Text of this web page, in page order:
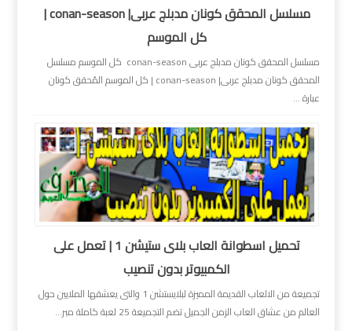
مسلسل المحقق كونان مدبلج عربى| conan-season |
كل الموسم
مسلسل المحقق كونان مدبلج عربى conan-season كل الموسم مسلسل
المحقق كونان مدبلج عربى| conan-season | كل الموسم المُحقق كونان
عبارة ...
تحميل اسطوانة العاب بلاى ستيشن 1 | تعمل على
الكمبيوتر بدون تنصيب
تجميعة من الالعاب القديمة المميزة لبلايستشن 1 والتى يعشقها الملايين حول
العالم من عشاق العاب الزمن الجميل تضم التجميعة 25 لعبة كاملة مبر...